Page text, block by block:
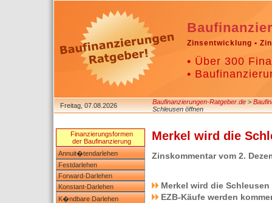
Zinsentwicklung •
• Über 300
•
Freitag, 07.08.2026 Baufinanzierungen-Ratgeber.de>
Schleusen öffnen
Finanzierungsformen
der Baufinanzierung
Annuit�tendarlehen
Festdarlehen
Forward-Darlehen
Konstant-Darlehen
K�ndbare Darlehen
Merkel wird die
Zinskommentar vom 2.
Merkel wird die
EZB-Käufe werden